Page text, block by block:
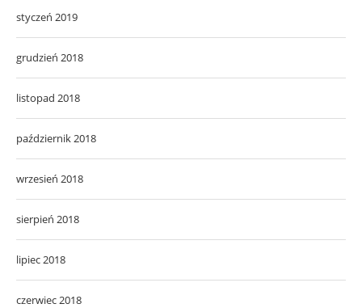
styczeń 2019
grudzień 2018
listopad 2018
październik 2018
wrzesień 2018
sierpień 2018
lipiec 2018
czerwiec 2018